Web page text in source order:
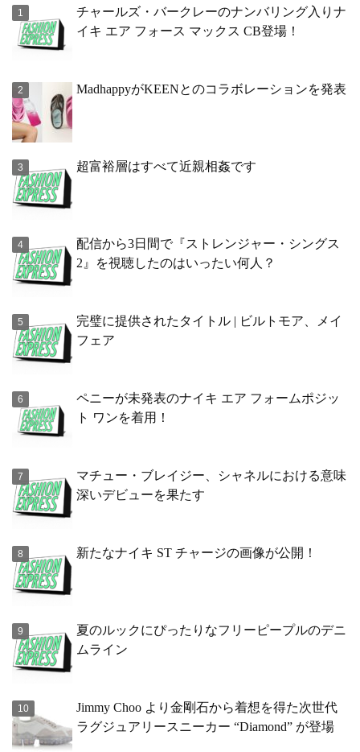
チャールズ・バークレーのナンバリング入りナ
イキ エア フォース マックス CB登場！
MadhappyがKEENとのコラボレーションを発表
超富裕層はすべて近親相姦です
配信から3日間で『ストレンジャー・シングス
2』を視聴したのはいったい何人？
完璧に提供されたタイトル | ビルトモア、メイ
フェア
ペニーが未発表のナイキ エア フォームポジッ
ト ワンを着用！
マチュー・ブレイジー、シャネルにおける意味
深いデビューを果たす
新たなナイキ ST チャージの画像が公開！
夏のルックにぴったりなフリーピープルのデニ
ムライン
Jimmy Choo より金剛石から着想を得た次世代
ラグジュアリースニーカー “Diamond” が登場